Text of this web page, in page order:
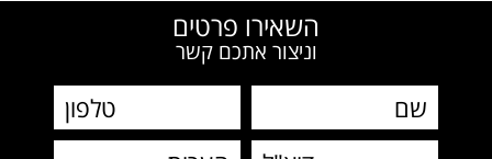
השאירו פרטים
וניצור אתכם קשר